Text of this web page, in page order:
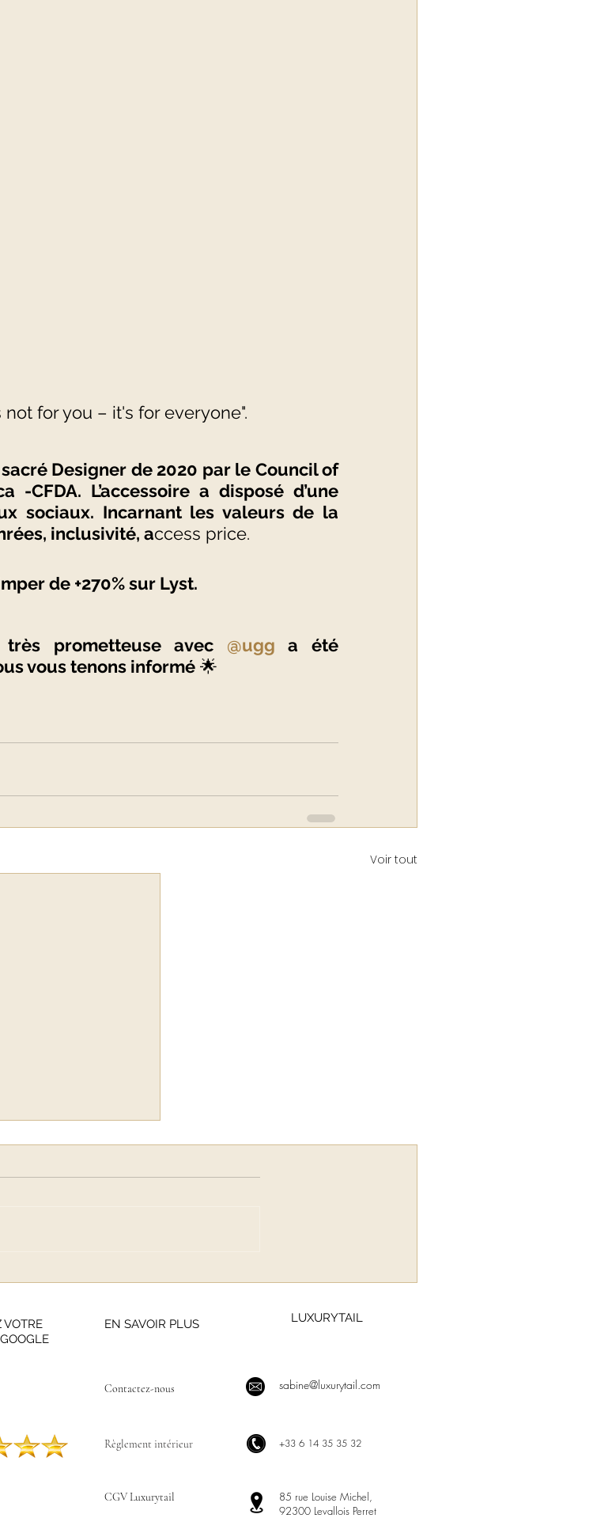
not for you – it's for everyone".
Designer de 2020 par le Council of
-CFDA. L’accessoire a disposé d’une
sociaux. Incarnant les valeurs de la
inclusivité, access price.
de +270% sur Lyst.
prometteuse avec @ugg a été
vous tenons informé 🌟
Voir tout
VOTRE
EN SAVOIR PLUS LUXURYTAIL
Contactez-nous ​ sabine@luxurytail.com
Règlement intérieur +33 6 14 35 35 32
CGV Luxurytail
85 rue Louise Michel,
92300 Levallois Perret